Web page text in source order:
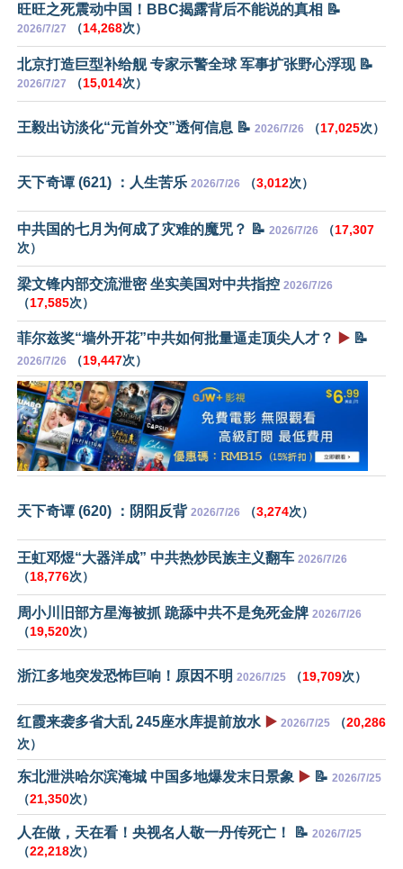
旺旺之死震动中国！BBC揭露背后不能说的真相 📝
2026/7/27 （14,268次）
北京打造巨型补给舰 专家示警全球 军事扩张野心浮现 📝
2026/7/27 （15,014次）
王毅出访淡化“元首外交”透何信息 📝 2026/7/26 （17,025次）
天下奇谭 (621) ：人生苦乐 2026/7/26 （3,012次）
中共国的七月为何成了灾难的魔咒？ 📝 2026/7/26 （17,307
次）
梁文锋内部交流泄密 坐实美国对中共指控 2026/7/26
（17,585次）
菲尔兹奖“墙外开花”中共如何批量逼走顶尖人才？ ▶️ 📝
2026/7/26 （19,447次）
天下奇谭 (620) ：阴阳反背 2026/7/26 （3,274次）
王虹邓煜“大器洋成” 中共热炒民族主义翻车 2026/7/26
（18,776次）
周小川旧部方星海被抓 跪舔中共不是免死金牌 2026/7/26
（19,520次）
浙江多地突发恐怖巨响！原因不明 2026/7/25 （19,709次）
红霞来袭多省大乱 245座水库提前放水 ▶️ 2026/7/25 （20,286
次）
东北泄洪哈尔滨淹城 中国多地爆发末日景象 ▶️ 📝 2026/7/25
（21,350次）
人在做，天在看！央视名人敬一丹传死亡！ 📝 2026/7/25
（22,218次）